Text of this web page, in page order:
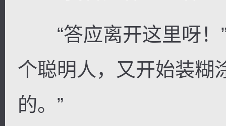
“答应离开这里呀！”
个聪明人，又开始装糊
的。”